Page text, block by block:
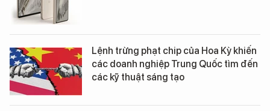
Lệnh trừng phạt chip của Hoa Kỳ khiến
các doanh nghiệp Trung Quốc tìm đến
các kỹ thuật sáng tạo